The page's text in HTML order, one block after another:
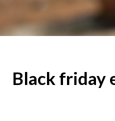
Black friday